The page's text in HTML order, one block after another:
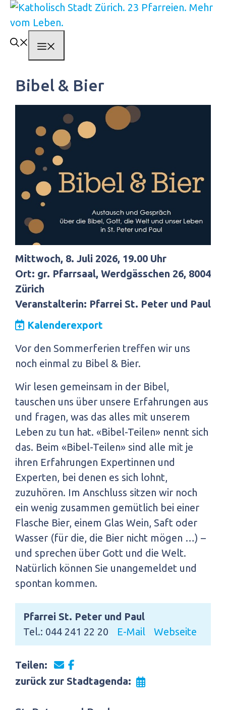
Springe
zum
Inhalt
Bibel & Bier
Mittwoch, 8. Juli 2026, 19.00 Uhr
Ort: gr. Pfarrsaal, Werdgässchen 26, 8004
Zürich
Veranstalterin: Pfarrei St. Peter und Paul
Kalenderexport
Vor den Sommerferien treffen wir uns
noch einmal zu Bibel & Bier.
Wir lesen gemeinsam in der Bibel,
tauschen uns über unsere Erfahrungen aus
und fragen, was das alles mit unserem
Leben zu tun hat. «Bibel-Teilen» nennt sich
das. Beim «Bibel-Teilen» sind alle mit je
ihren Erfahrungen Expertinnen und
Experten, bei denen es sich lohnt,
zuzuhören. Im Anschluss sitzen wir noch
ein wenig zusammen gemütlich bei einer
Flasche Bier, einem Glas Wein, Saft oder
Wasser (für die, die Bier nicht mögen …) –
und sprechen über Gott und die Welt.
Natürlich können Sie unangemeldet und
spontan kommen.
Pfarrei St. Peter und Paul
Tel.: 044 241 22 20
E-Mail Webseite
Teilen:
zurück zur Stadtagenda: